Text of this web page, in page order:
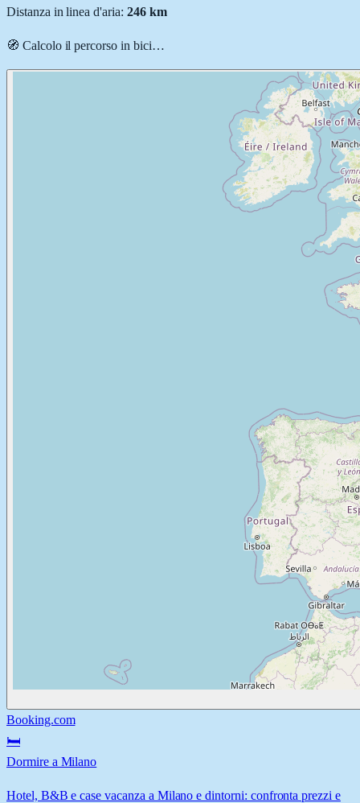
Distanza in linea d'aria: 246km
🧭 Calcolo il percorso in bici…
Booking.com
🛏️
Dormire a Milano
Hotel, B&B e case vacanza a Milano e dintorni: confronta prezzi e